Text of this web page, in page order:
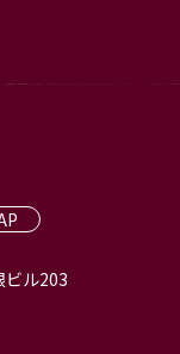
ビル203